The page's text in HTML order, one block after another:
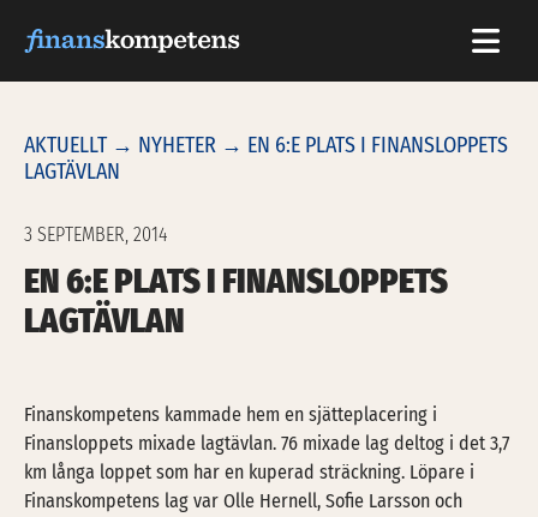
AKTUELLT→ NYHETER → EN 6:E PLATS I FINANSLOPPETS
LAGTÄVLAN
3 SEPTEMBER, 2014
EN 6:E PLATS I FINANSLOPPETS
LAGTÄVLAN
Finanskompetens kammade hem en sjätteplacering i
Finansloppets mixade lagtävlan. 76 mixade lag deltog i det 3,7
km långa loppet som har en kuperad sträckning. Löpare i
Finanskompetens lag var Olle Hernell, Sofie Larsson och